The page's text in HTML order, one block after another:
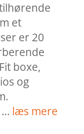
et
er 20
boxe,
og
… læs mere